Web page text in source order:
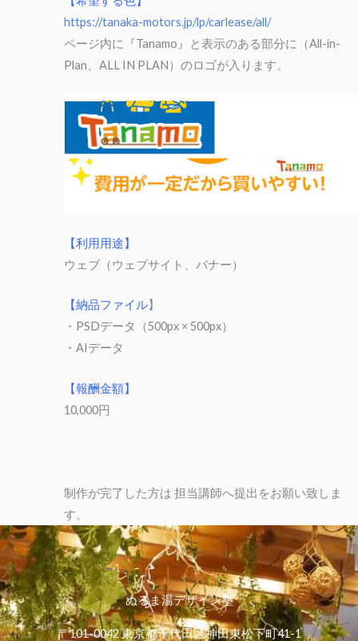
https://tanaka-motors.jp/lp/carlease/all/
ページ内に『Tanamo』と表示のある部分に（All-in-
Plan、ALL IN PLAN）のロゴが入ります。
【利用用途】
ウェブ（ウェブサイト、バナー）
【納品ファイル】
・PSDデータ（500px × 500px）
・AIデータ
【報酬金額】
10,000円
制作が完了した方は 担当講師へ提出をお願い致しま
す。
ぬるま湯デザイン塾
〒101-0042 東京都千代田区神田東松下町41-1